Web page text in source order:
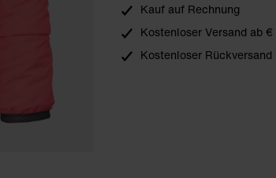
Kauf auf Rechnung
Kostenloser Versand ab
Kostenloser Rückversand